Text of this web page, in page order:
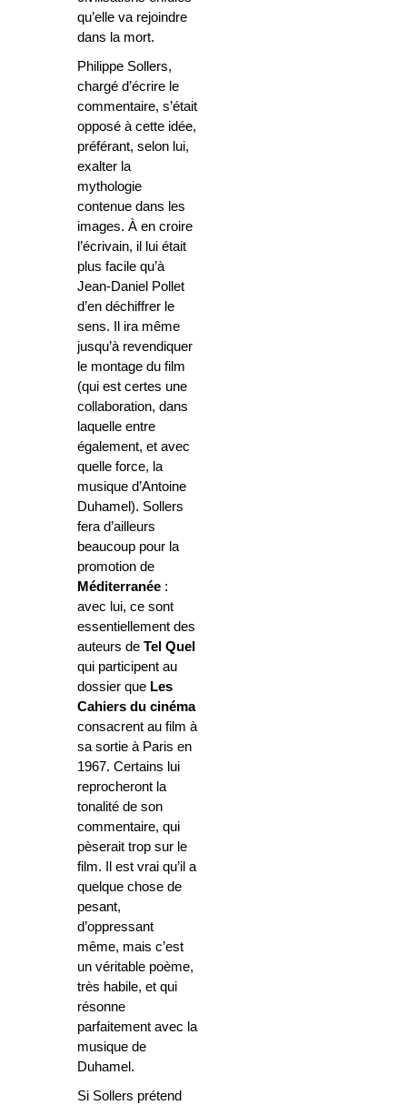
qu’elle va rejoindre
dans la mort.
Philippe Sollers,
chargé d’écrire le
commentaire, s’était
opposé à cette idée,
préférant, selon lui,
exalter la
mythologie
contenue dans les
images. À en croire
l’écrivain, il lui était
plus facile qu’à
Jean-Daniel Pollet
d’en déchiffrer le
sens. Il ira même
jusqu’à revendiquer
le montage du film
(qui est certes une
collaboration, dans
laquelle entre
également, et avec
quelle force, la
musique d’Antoine
Duhamel). Sollers
fera d’ailleurs
beaucoup pour la
promotion de
Méditerranée :
avec lui, ce sont
essentiellement des
auteurs de Tel Quel
qui participent au
dossier que Les
Cahiers du cinéma
consacrent au film à
sa sortie à Paris en
1967. Certains lui
reprocheront la
tonalité de son
commentaire, qui
pèserait trop sur le
film. Il est vrai qu’il a
quelque chose de
pesant,
d’oppressant
même, mais c’est
un véritable poème,
très habile, et qui
résonne
parfaitement avec la
musique de
Duhamel.
Si Sollers prétend